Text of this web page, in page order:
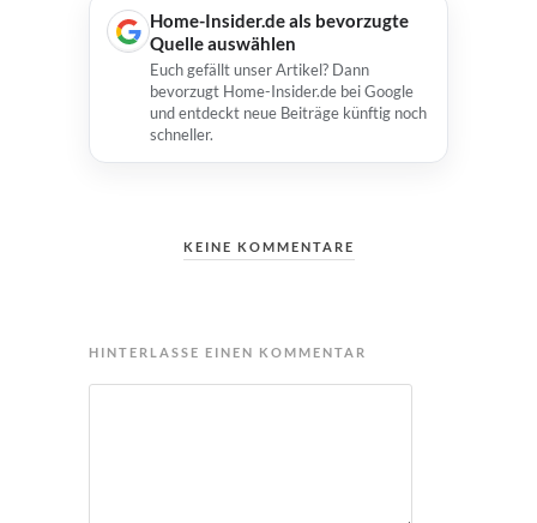
Home-Insider.de als bevorzugte
Quelle auswählen
Euch gefällt unser Artikel? Dann
bevorzugt Home-Insider.de bei Google
und entdeckt neue Beiträge künftig noch
schneller.
KEINE KOMMENTARE
HINTERLASSE EINEN KOMMENTAR